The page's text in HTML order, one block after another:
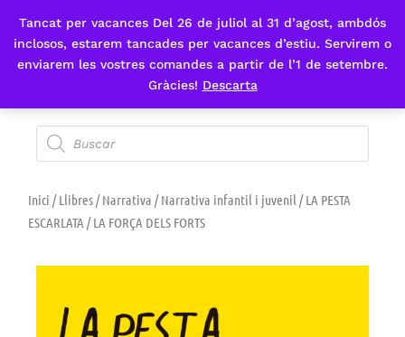
Tancat per vacances Del 26 de juliol al 31 d’agost, ambdós
inclosos, estarem tancades per vacances d’estiu. Servirem o
enviarem les vostres comandes a partir de l’1 de setembre.
Gràcies! Descarta
Fes-te'n sòcia
Inici /Llibres/Narrativa /Narrativa infantil i juvenil / LA PESTA
ESCARLATA / LA FORÇA DELS FORTS